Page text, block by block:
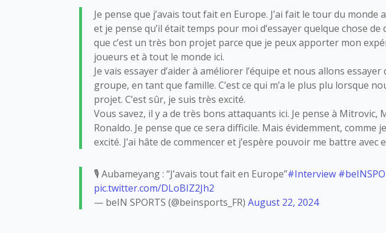
Je pense que j’avais tout fait en Europe. J’ai fait le tour du monde
et je pense qu’il était temps pour moi d’essayer quelque chose
que c’est un très bon projet parce que je peux apporter mon
joueurs et à tout le monde ici.
Je vais essayer d’aider à améliorer l’équipe et nous allons
groupe, en tant que famille. C’est ce qui m’a le plus plu lorsque
projet. C’est sûr, je suis très excité.
Vous savez, il y a de très bons attaquants ici. Je pense à Mitrovic,
Ronaldo. Je pense que ce sera difficile. Mais évidemment, comme
excité. J’ai hâte de commencer et j’espère pouvoir me battre avec
🎙 Aubameyang : “J’avais tout fait en Europe”#Interview
pic.twitter.com/DLoBIZ2Jh2
— beIN SPORTS (@beinsports_FR)August 22, 2024